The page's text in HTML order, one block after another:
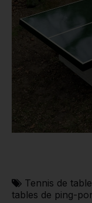
Tennis de table
tables de ping-